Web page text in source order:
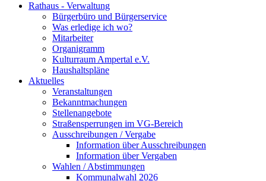
Rathaus - Verwaltung
Bürgerbüro und Bürgerservice
Was erledige ich wo?
Mitarbeiter
Organigramm
Kulturraum Ampertal e.V.
Haushaltspläne
Aktuelles
Veranstaltungen
Bekanntmachungen
Stellenangebote
Straßensperrungen im VG-Bereich
Ausschreibungen / Vergabe
Information über Ausschreibungen
Information über Vergaben
Wahlen / Abstimmungen
Kommunalwahl 2026